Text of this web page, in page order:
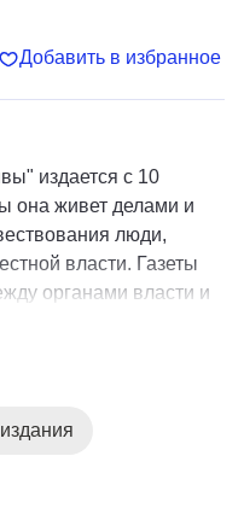
Добавить в избранное
издается с 10
она живет делами и
люди,
власти. Газеты
органами власти и